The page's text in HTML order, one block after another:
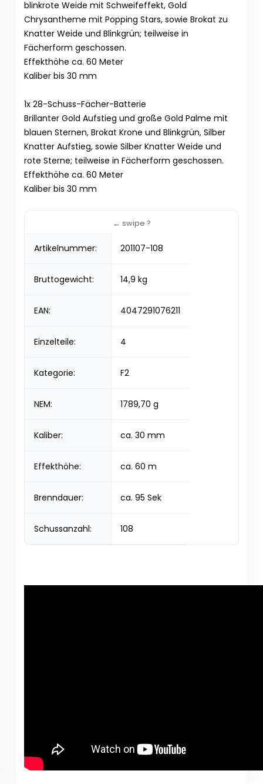
blinkrote Weide mit Schweifeffekt, Gold
Chrysantheme mit Popping Stars, sowie Brokat zu
Knatter Weide und Blinkgrün; teilweise in
Fächerform geschossen.
Effekthöhe ca. 60 Meter
Kaliber bis 30 mm
1x 28-Schuss-Fächer-Batterie
Brillanter Gold Aufstieg und große Gold Palme mit
blauen Sternen, Brokat Krone und Blinkgrün, Silber
Knatter Aufstieg, sowie Silber Knatter Weide und
rote Sterne; teilweise in Fächerform geschossen.
Effekthöhe ca. 60 Meter
Kaliber bis 30 mm
Artikelnummer: 201107-108
Bruttogewicht: 14,9 kg
EAN: 4047291076211
Einzelteile: 4
Kategorie: F2
NEM: 1789,70 g
Kaliber: ca. 30 mm
Effekthöhe: ca. 60 m
Brenndauer: ca. 95 Sek
Schussanzahl: 108